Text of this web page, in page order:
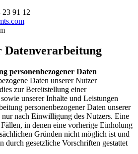
23 91 12
Datenverarbeitung
personenbezogener Daten
Daten unserer Nutzer
zur Bereitstellung einer
unserer Inhalte und Leistungen
personenbezogener Daten unserer
nach Einwilligung des Nutzers. Eine
in denen eine vorherige Einholung
Gründen nicht möglich ist und
durch gesetzliche Vorschriften gestattet